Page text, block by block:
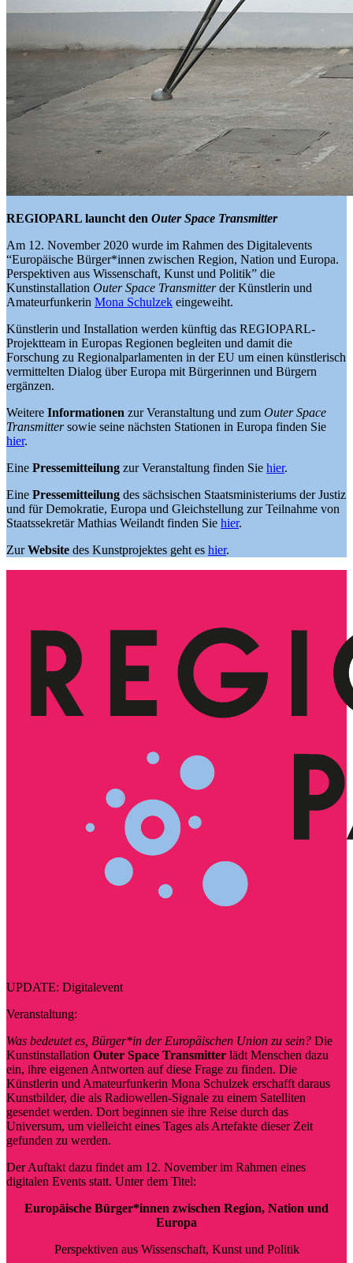
REGIOPARL launcht den Outer Space Transmitter
Am 12. November 2020 wurde im Rahmen des Digitalevents
“Europäische Bürger*innen zwischen Region, Nation und Europa.
Perspektiven aus Wissenschaft, Kunst und Politik” die
Kunstinstallation Outer Space Transmitterder Künstlerin und
Amateurfunkerin Mona Schulzek eingeweiht.
Künstlerin und Installation werden künftig das REGIOPARL-
Projektteam in Europas Regionen begleiten und damit die
Forschung zu Regionalparlamenten in der EU um einen künstlerisch
vermittelten Dialog über Europa mit Bürgerinnen und Bürgern
ergänzen.
Weitere Informationen zur Veranstaltung und zum Outer Space
Transmittersowie seine nächsten Stationen in Europa finden Sie
hier.
Eine Pressemitteilung zur Veranstaltung finden Sie hier.
Eine Pressemitteilung des sächsischen Staatsministeriums der Justiz
und für Demokratie, Europa und Gleichstellung zur Teilnahme von
Staatssekretär Mathias Weilandt finden Sie hier.
ZurWebsite des Kunstprojektes geht es hier.
UPDATE: Digitalevent
Veranstaltung:
Was bedeutet es, Bürger*in der Europäischen Union zu sein? Die
Kunstinstallation Outer Space Transmitter lädt Menschen dazu
ein, ihre eigenen Antworten auf diese Frage zu finden. Die
Künstlerin und Amateurfunkerin Mona Schulzek erschafft daraus
Kunstbilder, die als Radiowellen-Signale zu einem Satelliten
gesendet werden. Dort beginnen sie ihre Reise durch das
Universum, um vielleicht eines Tages als Artefakte dieser Zeit
gefunden zu werden.
Der Auftakt dazu findet am 12. November im Rahmen eines
digitalen Events statt. Unter dem Titel:
Europäische Bürger*innen zwischen Region, Nation und
Europa
Perspektiven aus Wissenschaft, Kunst und Politik